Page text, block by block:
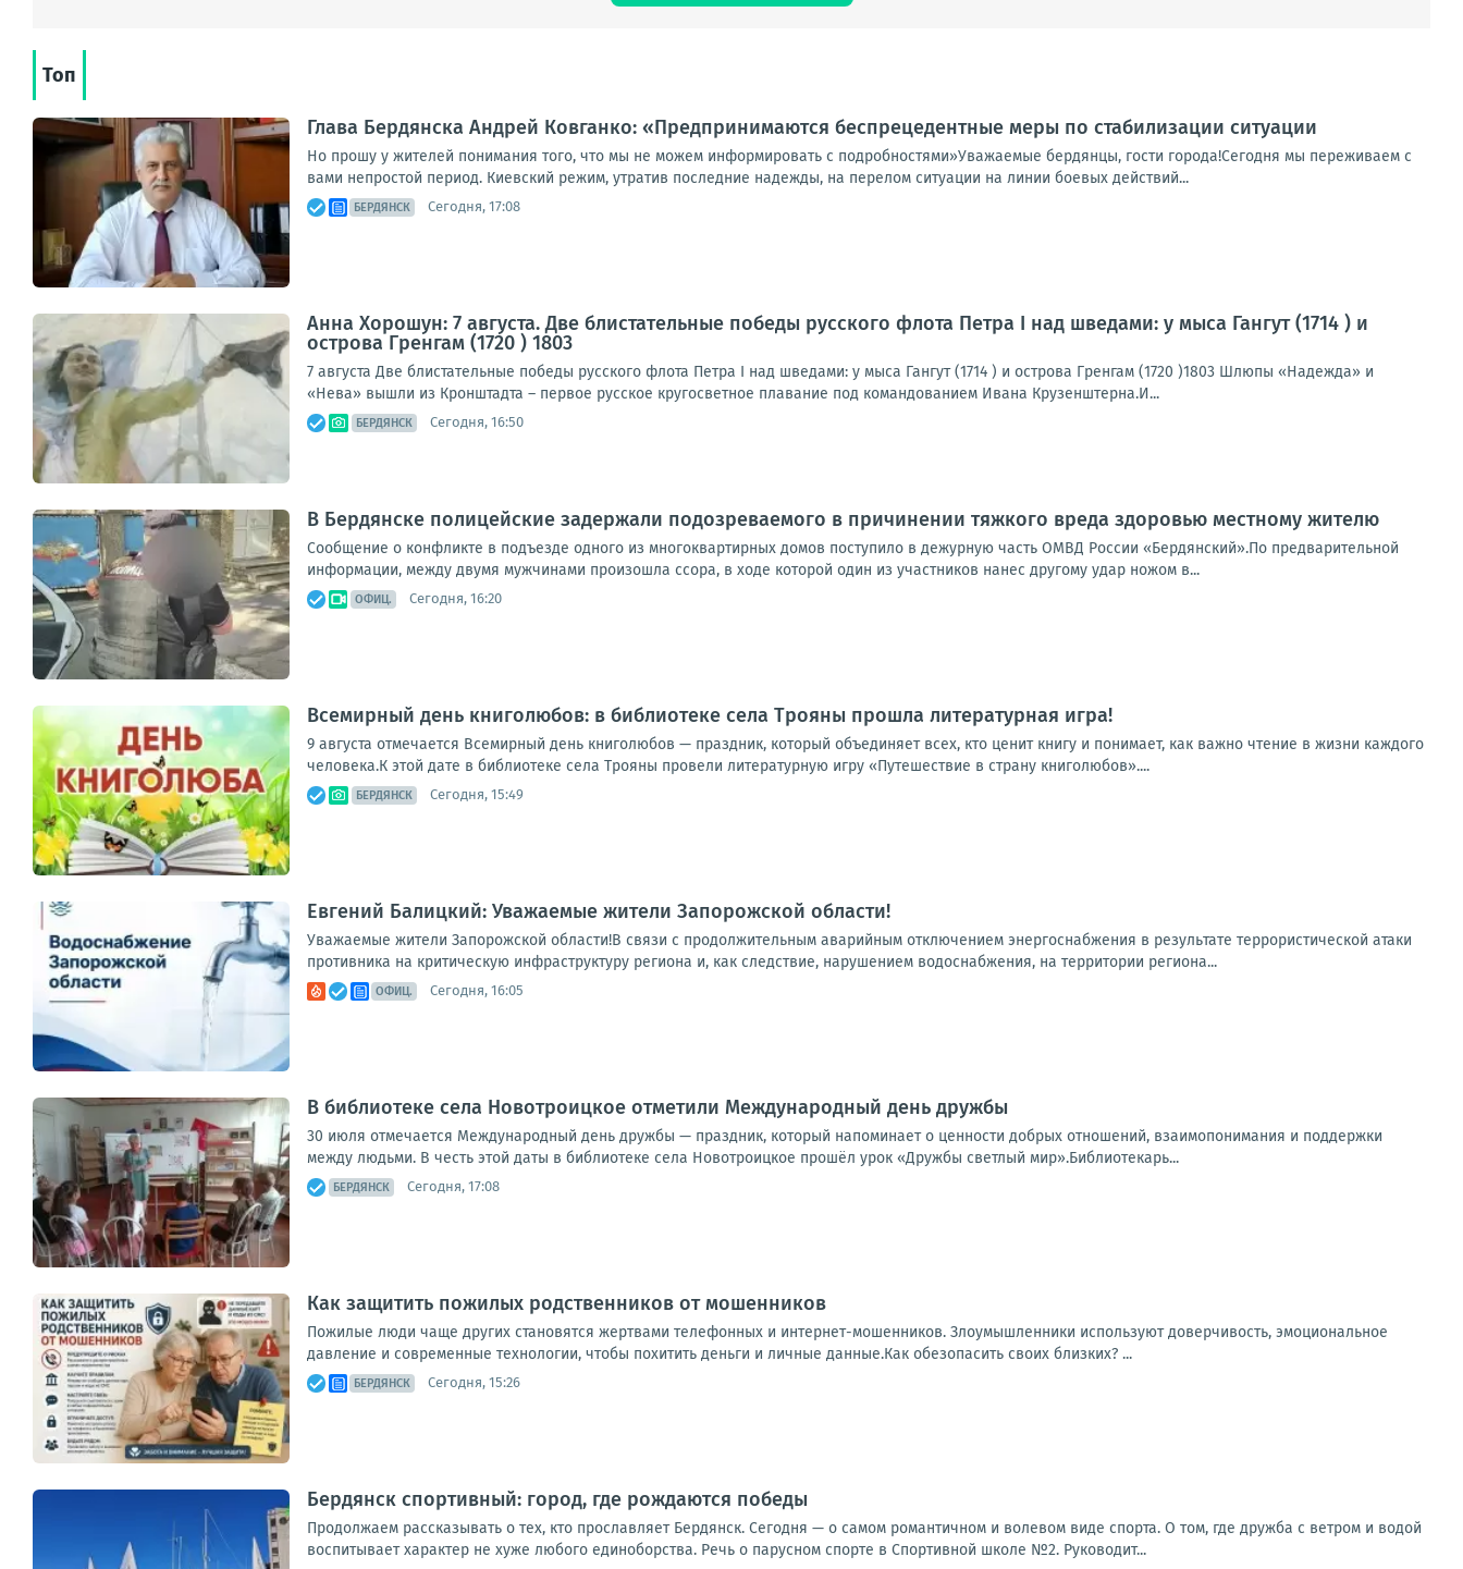
Топ
Глава Бердянска Андрей Ковганко: «Предпринимаются беспрецедентные меры по стабилизации ситуации
Но прошу у жителей понимания того, что мы не можем информировать с подробностями»Уважаемые бердянцы, гости города!Сегодня мы переживаем с
вами непростой период. Киевский режим, утратив последние надежды, на перелом ситуации на линии боевых действий...
БЕРДЯНСК Сегодня, 17:08
Анна Хорошун: 7 августа. Две блистательные победы русского флота Петра I над шведами: у мыса Гангут (1714 ) и
острова Гренгам (1720 ) 1803
7 августа Две блистательные победы русского флота Петра I над шведами: у мыса Гангут (1714 ) и острова Гренгам (1720 )1803 Шлюпы «Надежда» и
«Нева» вышли из Кронштадта – первое русское кругосветное плавание под командованием Ивана Крузенштерна.И...
БЕРДЯНСК Сегодня, 16:50
В Бердянске полицейские задержали подозреваемого в причинении тяжкого вреда здоровью местному жителю
Сообщение о конфликте в подъезде одного из многоквартирных домов поступило в дежурную часть ОМВД России «Бердянский».По предварительной
информации, между двумя мужчинами произошла ссора, в ходе которой один из участников нанес другому удар ножом в...
ОФИЦ. Сегодня, 16:20
Всемирный день книголюбов: в библиотеке села Трояны прошла литературная игра!
9 августа отмечается Всемирный день книголюбов — праздник, который объединяет всех, кто ценит книгу и понимает, как важно чтение в жизни каждого
человека.К этой дате в библиотеке села Трояны провели литературную игру «Путешествие в страну книголюбов»....
БЕРДЯНСК Сегодня, 15:49
Евгений Балицкий: Уважаемые жители Запорожской области!
Уважаемые жители Запорожской области!В связи с продолжительным аварийным отключением энергоснабжения в результате террористической атаки
противника на критическую инфраструктуру региона и, как следствие, нарушением водоснабжения, на территории региона...
ОФИЦ. Сегодня, 16:05
В библиотеке села Новотроицкое отметили Международный день дружбы
30 июля отмечается Международный день дружбы — праздник, который напоминает о ценности добрых отношений, взаимопонимания и поддержки
между людьми. В честь этой даты в библиотеке села Новотроицкое прошёл урок «Дружбы светлый мир».Библиотекарь...
БЕРДЯНСК Сегодня, 17:08
Как защитить пожилых родственников от мошенников
Пожилые люди чаще других становятся жертвами телефонных и интернет-мошенников. Злоумышленники используют доверчивость, эмоциональное
давление и современные технологии, чтобы похитить деньги и личные данные.Как обезопасить своих близких? ...
БЕРДЯНСК Сегодня, 15:26
Бердянск спортивный: город, где рождаются победы
Продолжаем рассказывать о тех, кто прославляет Бердянск. Сегодня — о самом романтичном и волевом виде спорта. О том, где дружба с ветром и водой
воспитывает характер не хуже любого единоборства. Речь о парусном спорте в Спортивной школе №2. Руководит...